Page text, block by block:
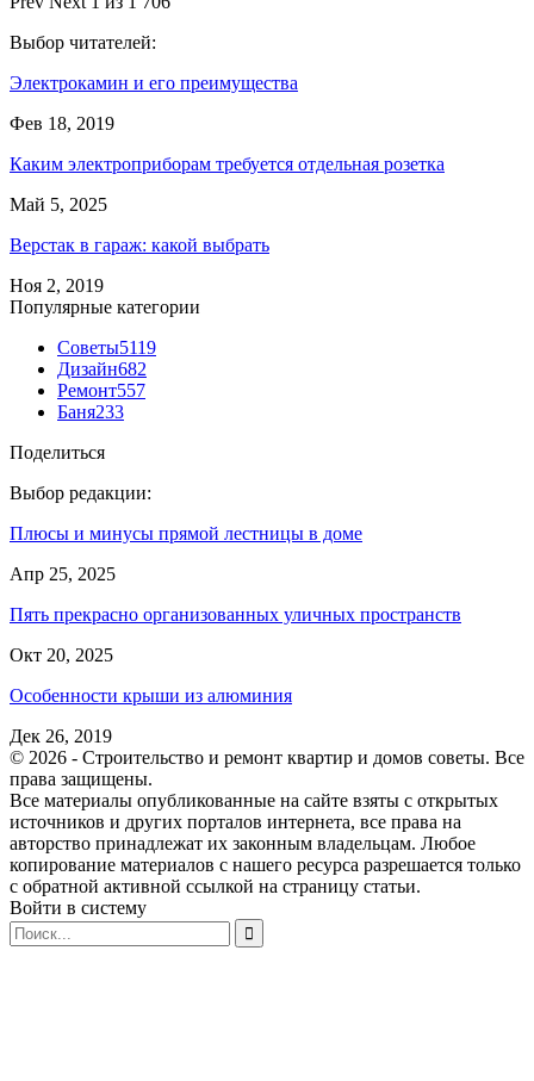
Выбор читателей:
Электрокамин и его преимущества
Фев 18, 2019
Каким электроприборам требуется отдельная розетка
Май 5, 2025
Верстак в гараж: какой выбрать
Ноя 2, 2019
Популярные категории
Советы5119
Дизайн682
Ремонт557
Баня233
Поделиться
Выбор редакции:
Плюсы и минусы прямой лестницы в доме
Апр 25, 2025
Пять прекрасно организованных уличных пространств
Окт 20, 2025
Особенности крыши из алюминия
Дек 26, 2019
© 2026 - Строительство и ремонт квартир и домов советы. Все
права защищены.
Все материалы опубликованные на сайте взяты с открытых
источников и других порталов интернета, все права на
авторство принадлежат их законным владельцам. Любое
копирование материалов с нашего ресурса разрешается только
с обратной активной ссылкой на страницу статьи.
Войти в систему